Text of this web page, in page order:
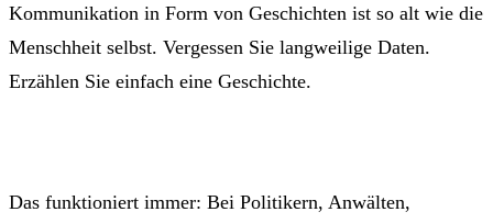
Kommunikation in Form von Geschichten ist so alt wie die
Menschheit selbst. Vergessen Sie langweilige Daten.
Erzählen Sie einfach eine Geschichte.
Das funktioniert immer: Bei Politikern, Anwälten,